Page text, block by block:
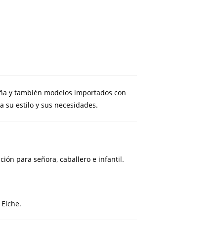
y también modelos importados con
su estilo y sus necesidades.
para señora, caballero e infantil.